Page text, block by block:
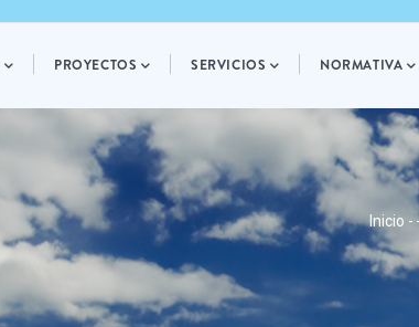
PROYECTOS SERVICIOS NORMATIVA
DE
Inicio -